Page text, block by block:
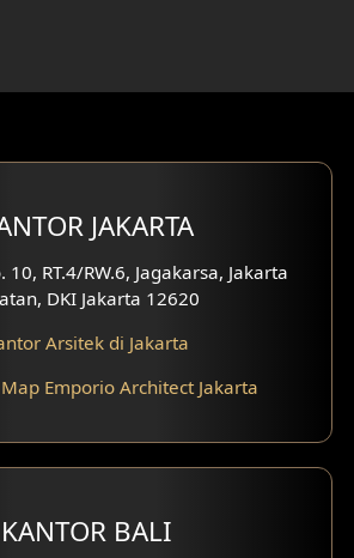
JAKARTA
10, RT.4/RW.6, Jagakarsa, Jakarta
DKI Jakarta 12620
Arsitek di Jakarta
Emporio Architect Jakarta
KANTOR BALI